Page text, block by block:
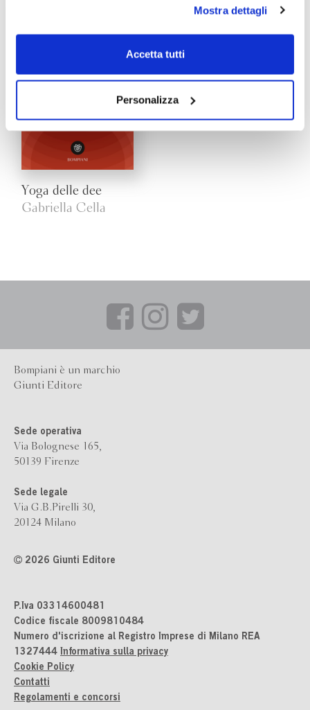
scelte privacy sui cookie, ti invitiamo a prendere visione
dell’informativa cookie.
Chiudendo il banner tramite la “X” prosegui la
dei soli cookie tecnici. Selezionando “Accetta tutti” presti
il tuo consenso alla profilazione che potrai revocare in
ogni momentoRevoca
Mostra dettagli
Accetta tutti
Personalizza
Yoga delle dee
Gabriella Cella
Bompiani è un marchio
Giunti Editore
Sede operativa
Via Bolognese 165,
50139 Firenze
Sede legale
Via G.B.Pirelli 30,
20124 Milano
2026 Giunti Editore
P.Iva 03314600481
Codice fiscale 8009810484
Numero d'iscrizione al Registro Imprese di Milano REA
1327444 Informativa sulla privacy
Cookie Policy
Contatti
Regolamenti e concorsi